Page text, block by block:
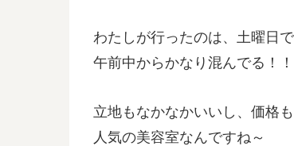
わたしが行ったのは、土曜日
午前中からかなり混んでる！！
立地もなかなかいいし、価格
人気の美容室なんですね～